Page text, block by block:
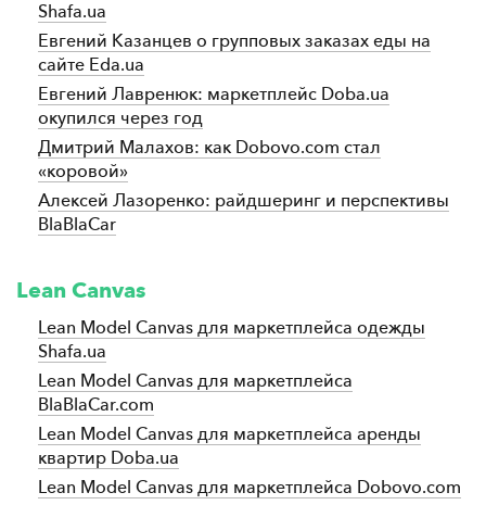
Shafa.ua
Евгений Казанцев о групповых заказах еды на
сайте Eda.ua
Евгений Лавренюк: маркетплейс Doba.ua
окупился через год
Дмитрий Малахов: как Dobovo.com стал
«коровой»
Алексей Лазоренко: райдшеринг и перспективы
BlaBlaCar
Lean Canvas
Lean Model Canvas для маркетплейса одежды
Shafa.ua
Lean Model Canvas для маркетплейса
BlaBlaCar.com
Lean Model Canvas для маркетплейса аренды
квартир Doba.ua
Lean Model Canvas для маркетплейса Dobovo.сom